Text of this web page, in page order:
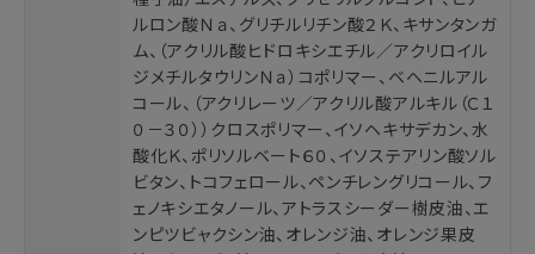
ルロン酸Ｎａ、グリチルリチン酸２Ｋ、キサンタンガ
ム、（アクリル酸ヒドロキシエチル／アクリロイル
ジメチルタウリンＮａ）コポリマー、ベヘニルアル
コール、（アクリレーツ／アクリル酸アルキル（Ｃ１
０－３０））クロスポリマー、イソヘキサデカン、水
酸化Ｋ、ポリソルベート６０、イソステアリン酸ソル
ビタン、トコフェロール、ペンチレングリコール、フ
ェノキシエタノール、アトラスシーダー樹皮油、エ
ンピツビャクシン油、オレンジ油、オレンジ果皮